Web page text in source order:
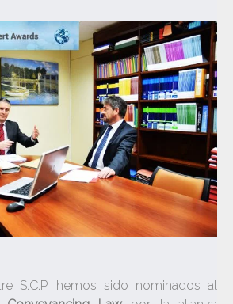
S.C.P. hemos sido nominados al